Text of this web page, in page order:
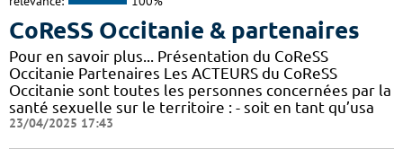
CoReSS Occitanie & partenaires
Pour en savoir plus... Présentation du CoReSS
Occitanie Partenaires Les ACTEURS du CoReSS
Occitanie sont toutes les personnes concernées par la
santé sexuelle sur le territoire : - soit en tant qu’usa
23/04/2025 17:43